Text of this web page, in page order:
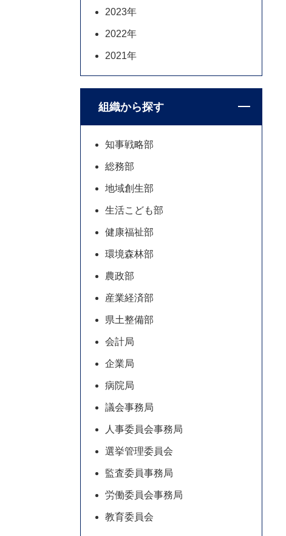
2023年
2022年
2021年
組織から探す
知事戦略部
総務部
地域創生部
生活こども部
健康福祉部
環境森林部
農政部
産業経済部
県土整備部
会計局
企業局
病院局
議会事務局
人事委員会事務局
選挙管理委員会
監査委員事務局
労働委員会事務局
教育委員会